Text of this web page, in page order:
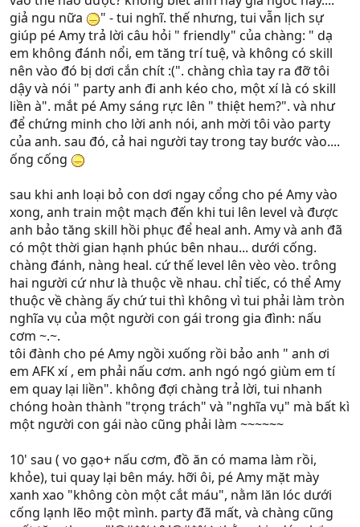
giả ngu nữa
" - tui nghĩ. thế nhưng, tui vẫn lịch sự
giúp pé Amy trả lời câu hỏi " friendly" của chàng: " dạ
em không đánh nổi, em tăng trí tuệ, và không có skill
nên vào đó bị dơi cắn chít :(". chàng chìa tay ra đỡ tôi
dậy và nói " party anh đi anh kéo cho, một xí là có skill
liền à". mắt pé Amy sáng rực lên " thiệt hem?". và như
để chứng minh cho lời anh nói, anh mời tôi vào party
của anh. sau đó, cả hai người tay trong tay bước vào....
ống cống
sau khi anh loại bỏ con dơi ngay cổng cho pé Amy vào
xong, anh train một mạch đến khi tui lên level và được
anh bảo tăng skill hồi phục để heal anh. Amy và anh đã
có một thời gian hạnh phúc bên nhau... dưới cống.
chàng đánh, nàng heal. cứ thế level lên vèo vèo. trông
hai người cứ như là thuộc về nhau. chỉ tiếc, có thể Amy
thuộc về chàng ấy chứ tui thì không vì tui phải làm tròn
nghĩa vụ của một người con gái trong gia đình: nấu
cơm ~.~.
tôi đành cho pé Amy ngồi xuống rồi bảo anh " anh ơi
em AFK xí , em phải nấu cơm. anh ngó ngó giùm em tí
em quay lại liền". không đợi chàng trả lời, tui nhanh
chóng hoàn thành "trọng trách" và "nghĩa vụ" mà bất kì
một người con gái nào cũng phải làm ~~~~~~
10' sau ( vo gạo+ nấu cơm, đồ ăn có mama làm rồi,
khỏe), tui quay lại bên máy. hỡi ôi, pé Amy mặt mày
xanh xao "không còn một cắt máu", nằm lăn lóc dưới
cống lạnh lẽo một mình. party đã mất, và chàng cũng